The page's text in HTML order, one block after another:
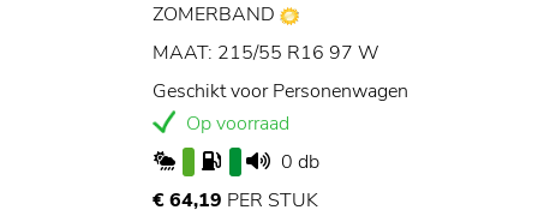
ZOMERBAND
MAAT: 215/55 R16 97 W
Geschikt voor Personenwagen
Op voorraad
0 db
€ 64,19 PER STUK